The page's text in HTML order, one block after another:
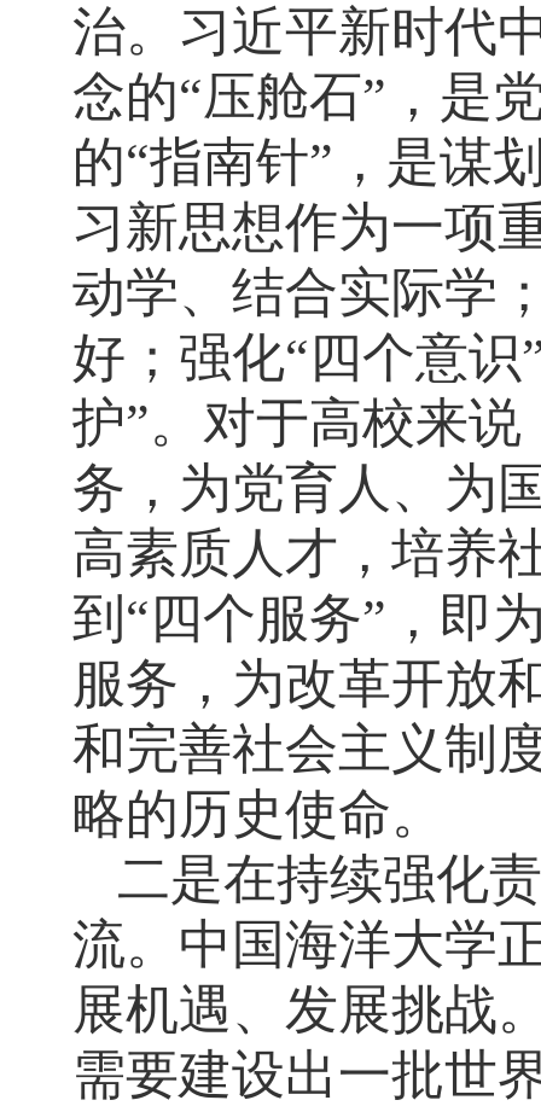
治。习近平新时代
念的“压舱石”，是
的“指南针”，是谋
习新思想作为一项
动学、结合实际学
好；强化“四个意识
护”。对于高校来
务，为党育人、为
高素质人才，培养
到“四个服务”，即
服务，为改革开放
和完善社会主义制
略的历史使命。
二是在持续强化
流。中国海洋大学
展机遇、发展挑战
需要建设出一批世